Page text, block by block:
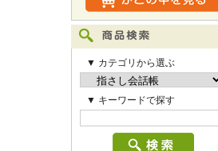
▼ カテゴリから選ぶ
▼ キーワードで探す